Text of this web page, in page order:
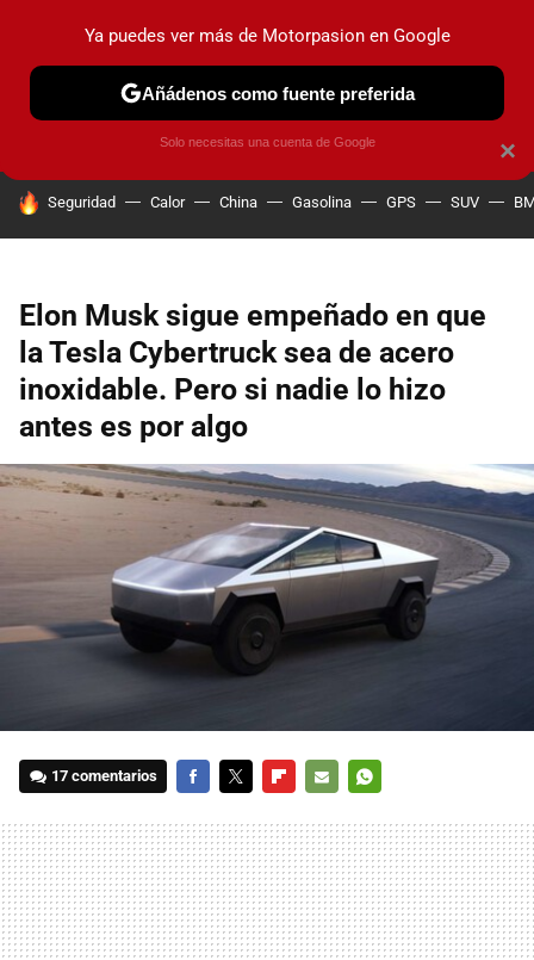
PRUEBAS COCHES ELÉCTRICOS OBSERVATORIO
HOY SE HABLA DE
Seguridad Calor China Gasolina GPS SUV
Elon Musk sigue empeñado en que
la Tesla Cybertruck sea de acero
inoxidable. Pero si nadie lo hizo
antes es por algo
17 comentarios
MAIL
×
Ya puedes ver más de Motorpasion en Google
Añádenos como fuente preferida
Solo necesitas una cuenta de Google